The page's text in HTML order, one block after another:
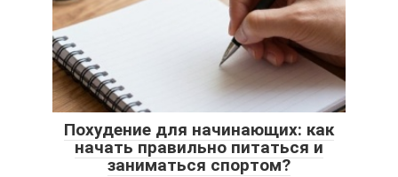
Похудение для начинающих: как
начать правильно питаться и
заниматься спортом?